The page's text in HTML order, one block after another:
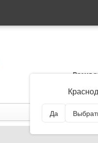
Да
Время